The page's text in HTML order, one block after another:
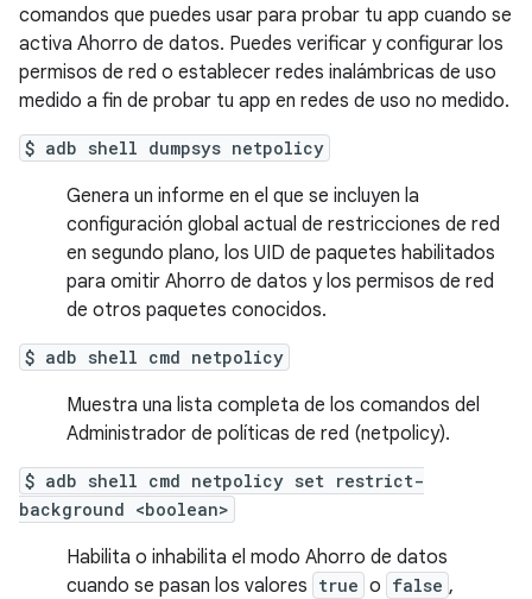
comandos que puedes usar para probar tu app cuando se
activa Ahorro de datos. Puedes verificar y configurar los
permisos de red o establecer redes inalámbricas de uso
medido a fin de probar tu app en redes de uso no medido.
$ adb shell dumpsys netpolicy
Genera un informe en el que se incluyen la
configuración global actual de restricciones de red
en segundo plano, los UID de paquetes habilitados
para omitir Ahorro de datos y los permisos de red
de otros paquetes conocidos.
$ adb shell cmd netpolicy
Muestra una lista completa de los comandos del
Administrador de políticas de red (netpolicy).
$ adb shell cmd netpolicy set restrict-
background <boolean>
Habilita o inhabilita el modo Ahorro de datos
cuando se pasan los valores true o false ,